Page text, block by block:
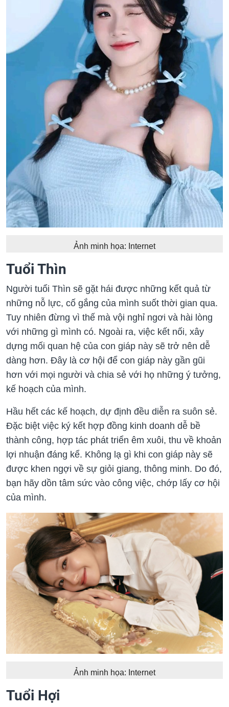
Ảnh minh họa: Internet
Tuổi Thìn
Người tuổi Thìn sẽ gặt hái được những kết quả từ
những nỗ lực, cố gắng của mình suốt thời gian qua.
Tuy nhiên đừng vì thế mà vội nghỉ ngơi và hài lòng
với những gì mình có. Ngoài ra, việc kết nối, xây
dựng mối quan hệ của con giáp này sẽ trở nên dễ
dàng hơn. Đây là cơ hội để con giáp này gần gũi
hơn với mọi người và chia sẻ với họ những ý tưởng,
kế hoạch của mình.
Hầu hết các kế hoạch, dự định đều diễn ra suôn sẻ.
Đặc biệt việc ký kết hợp đồng kinh doanh dễ bề
thành công, hợp tác phát triển êm xuôi, thu về khoản
lợi nhuận đáng kể. Không lạ gì khi con giáp này sẽ
được khen ngợi về sự giỏi giang, thông minh. Do đó,
bạn hãy dồn tâm sức vào công việc, chớp lấy cơ hội
của mình.
Ảnh minh họa: Internet
Tuổi Hợi